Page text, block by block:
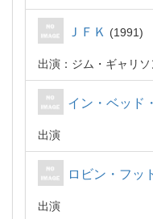
ＪＦＫ 1991
出演：ジム・ギャリソ
イン・ベッド
出演
ロビン・フッ
出演